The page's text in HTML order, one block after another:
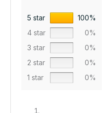
5 star
100%
4 star
0%
3 star
0%
2 star
0%
1 star
0%